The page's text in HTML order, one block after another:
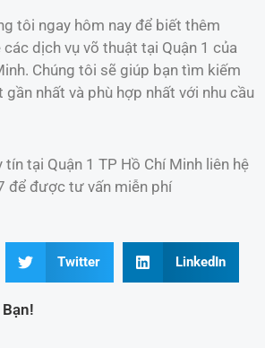
tôi ngay hôm nay để biết thêm
dịch vụ võ thuật tại Quận 1 của
Chúng tôi sẽ giúp bạn tìm kiếm
nhất và phù hợp nhất với nhu cầu
tại Quận 1 TP Hồ Chí Minh liên hệ
để được tư vấn miễn phí
Twitter LinkedIn
Bạn!